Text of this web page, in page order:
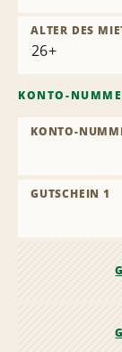
ALTER DES
KONTO-
KONTO-
GUTSCHEIN 1